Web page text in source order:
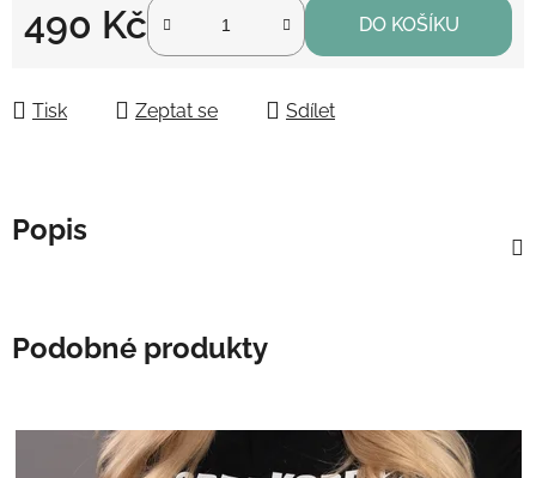
490 Kč DO KOŠÍKU
Tisk Zeptat se Sdílet
Popis
Podobné produkty